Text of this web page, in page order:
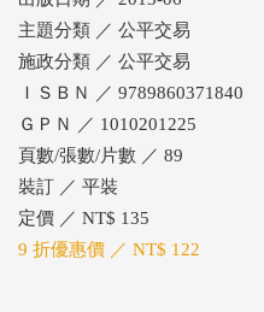
主題分類 ／ 公平交易
施政分類 ／ 公平交易
ＩＳＢＮ ／ 9789860371840
ＧＰＮ ／ 1010201225
頁數/張數/片數 ／ 89
裝訂 ／ 平裝
定價 ／ NT$ 135
9 折優惠價 ／ NT$ 122